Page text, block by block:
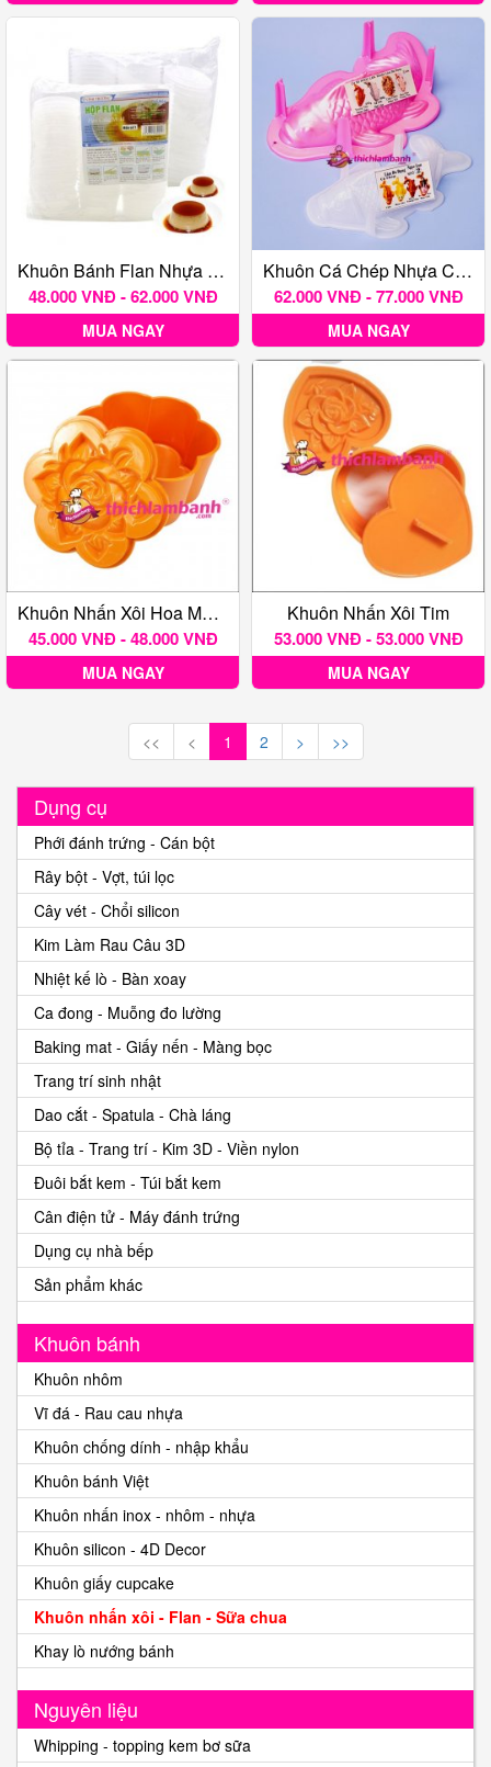
Khuôn Bánh Flan Nhựa Vĩnh Trường Kèm Nắp
48.000 VNĐ - 62.000 VNĐ
MUA NGAY
Khuôn Cá Chép Nhựa Có Chân Nhiều Kích Thước
62.000 VNĐ - 77.000 VNĐ
MUA NGAY
Khuôn Nhấn Xôi Hoa Mai Nhiều Kích Thước
45.000 VNĐ - 48.000 VNĐ
MUA NGAY
Khuôn Nhấn Xôi Tim
53.000 VNĐ - 53.000 VNĐ
MUA NGAY
<< < 1 2 > >>
Dụng cụ
Phới đánh trứng - Cán bột
Rây bột - Vợt, túi lọc
Cây vét - Chổi silicon
Kim Làm Rau Câu 3D
Nhiệt kế lò - Bàn xoay
Ca đong - Muỗng đo lường
Baking mat - Giấy nến - Màng bọc
Trang trí sinh nhật
Dao cắt - Spatula - Chà láng
Bộ tỉa - Trang trí - Kim 3D - Viền nylon
Đuôi bắt kem - Túi bắt kem
Cân điện tử - Máy đánh trứng
Dụng cụ nhà bếp
Sản phẩm khác
Khuôn bánh
Khuôn nhôm
Vĩ đá - Rau cau nhựa
Khuôn chống dính - nhập khẩu
Khuôn bánh Việt
Khuôn nhấn inox - nhôm - nhựa
Khuôn silicon - 4D Decor
Khuôn giấy cupcake
Khuôn nhấn xôi - Flan - Sữa chua
Khay lò nướng bánh
Nguyên liệu
Whipping - topping kem bơ sữa